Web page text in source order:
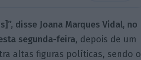
disse Joana Marques Vidal, no
segunda-feira, depois de um
altas figuras políticas, sendo o